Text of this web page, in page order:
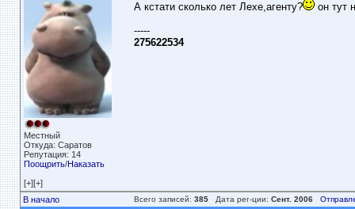
Местный
Откуда: Саратов
Репутация: 14
Поощрить/Наказать
[+][+]
А кстати сколько лет Лехе,агенту?
он тут
-----
275622534
В начало Всего записей: 385Дата рег-ции: Сент. 2006